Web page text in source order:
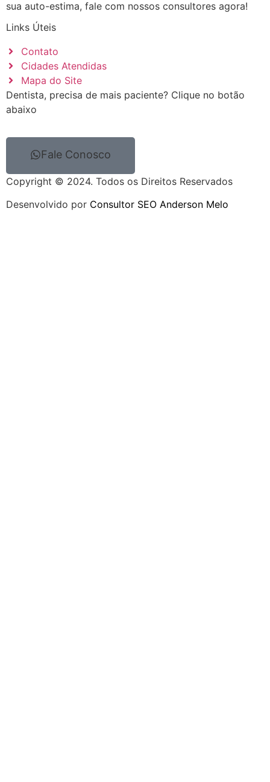
sua auto-estima, fale com nossos consultores agora!
Links Úteis
Contato
Cidades Atendidas
Mapa do Site
Dentista, precisa de mais paciente? Clique no botão
abaixo
Fale Conosco
Desenvolvido por Consultor SEO Anderson Melo
Copyright © 2024. Todos os Direitos Reservados